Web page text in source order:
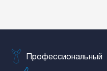
Профессиональный